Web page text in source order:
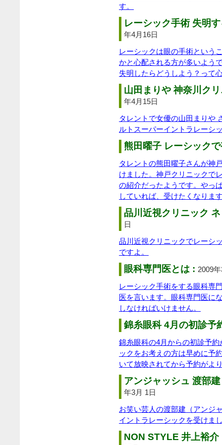
す。
レーシック手術 失明
年4月16日
レーシックは眼の手術という
かと心配される方が多いよう
失明したらどうしよう？って
山田まりや 神奈川ク
年4月15日
タレントで女優の山田まりや
ルトスーパーイントラレーシ
熊田曜子 レーシック
タレントの熊田曜子さんが神
けました。神戸クリニックで
の紹介だったようです。やっ
していれば、受けたくなりま
品川近視クリニック
日
品川近視クリニックでレーシ
ですよ。
眼科専門医とは : 2009
レーシック手術をする眼科専
医を言います。眼科専門医に
しなければいけません。
錦糸眼科 4月の初診予
錦糸眼科の4月からの初診予
ックをお考えの方は早めに予
いて放映されてから予約がよ
アンジャッシュ 渡部
年3月 1日
お笑い芸人の渡部建（アンジ
イントラレーシックを受けま
NON STYLE 井上裕